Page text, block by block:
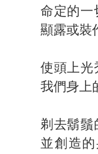
命定的一
顯露或裝
使頭上光
我們身上
剃去鬍鬚
並創造